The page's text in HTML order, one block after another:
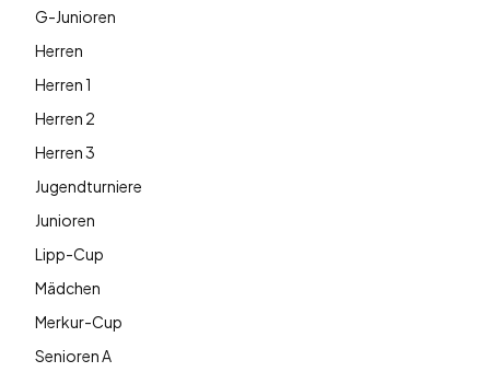
G-Junioren
Herren
Herren 1
Herren 2
Herren 3
Jugendturniere
Junioren
Lipp-Cup
Mädchen
Merkur-Cup
Senioren A